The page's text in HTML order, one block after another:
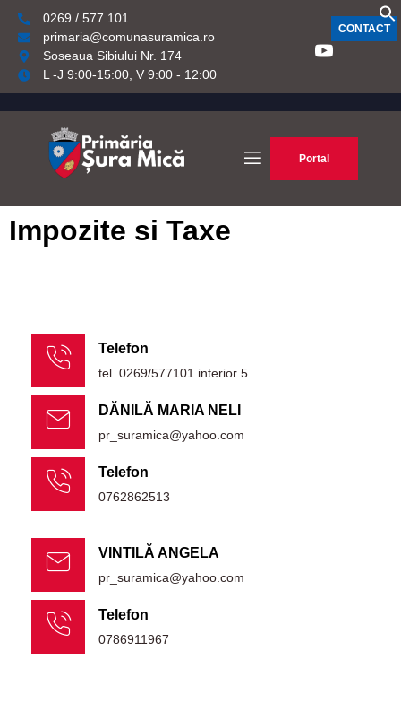
0269 / 577 101
primaria@comunasuramica.ro
Soseaua Sibiului Nr. 174
L -J 9:00-15:00, V 9:00 - 12:00
CONTACT
Portal
Impozite si Taxe
Telefon
tel. 0269/577101 interior 5
DĂNILĂ MARIA NELI
pr_suramica@yahoo.com
Telefon
0762862513
VINTILĂ ANGELA
pr_suramica@yahoo.com
Telefon
0786911967